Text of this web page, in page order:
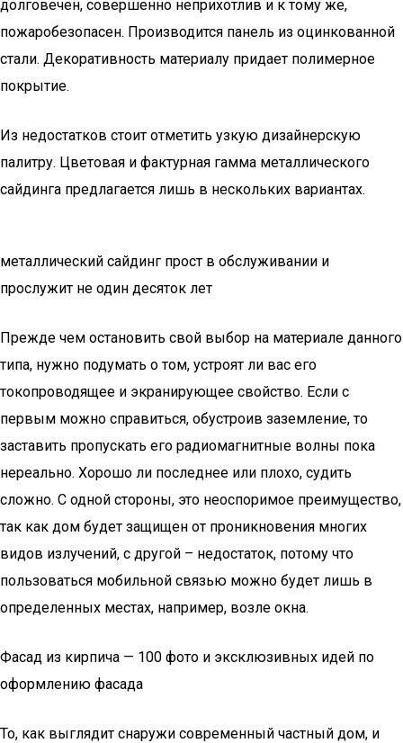
долговечен, совершенно неприхотлив и к тому же,
пожаробезопасен. Производится панель из оцинкованной
стали. Декоративность материалу придает полимерное
покрытие.
Из недостатков стоит отметить узкую дизайнерскую
палитру. Цветовая и фактурная гамма металлического
сайдинга предлагается лишь в нескольких вариантах.
металлический сайдинг прост в обслуживании и
прослужит не один десяток лет
Прежде чем остановить свой выбор на материале данного
типа, нужно подумать о том, устроят ли вас его
токопроводящее и экранирующее свойство. Если с
первым можно справиться, обустроив заземление, то
заставить пропускать его радиомагнитные волны пока
нереально. Хорошо ли последнее или плохо, судить
сложно. С одной стороны, это неоспоримое преимущество,
так как дом будет защищен от проникновения многих
видов излучений, с другой – недостаток, потому что
пользоваться мобильной связью можно будет лишь в
определенных местах, например, возле окна.
Фасад из кирпича — 100 фото и эксклюзивных идей по
оформлению фасада
То, как выглядит снаружи современный частный дом, и